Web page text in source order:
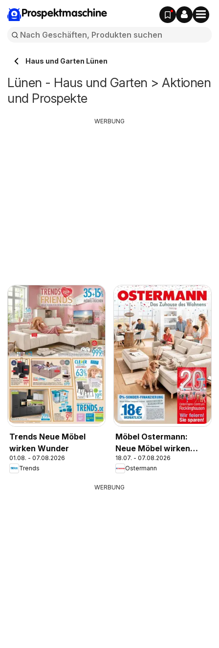
Prospektmaschine
Haus und Garten Lünen
Lünen - Haus und Garten > Aktionen
und Prospekte
Trends Neue Möbel
wirken Wunder
01.08. - 07.08.2026
Trends
Möbel Ostermann:
Neue Möbel wirken
Wunder.
18.07. - 07.08.2026
Ostermann
WERBUNG
WERBUNG